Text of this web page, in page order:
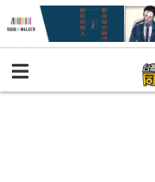
BOOKY書集倉庫